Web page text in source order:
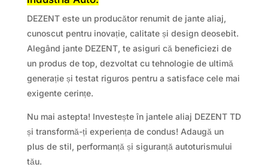
DEZENT este un producător renumit de jante aliaj,
cunoscut pentru inovație, calitate și design deosebit.
Alegând jante DEZENT, te asiguri că beneficiezi de
un produs de top, dezvoltat cu tehnologie de ultimă
generație și testat riguros pentru a satisface cele mai
exigente cerințe.
Nu mai astepta! Investește în jantele aliaj DEZENT TD
și transformă-ți experiența de condus! Adaugă un
plus de stil, performanță și siguranță autoturismului
tău.